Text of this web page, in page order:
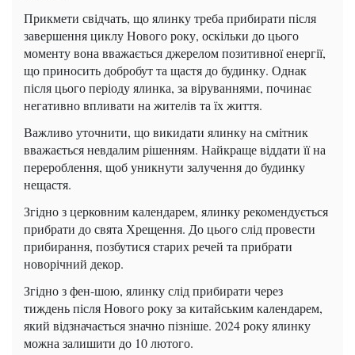
Прикмети свідчать, що ялинку треба прибирати після
завершення циклу Нового року, оскільки до цього
моменту вона вважається джерелом позитивної енергії,
що приносить добробут та щастя до будинку. Однак
після цього періоду ялинка, за віруваннями, починає
негативно впливати на жителів та їх життя.
Важливо уточнити, що викидати ялинку на смітник
вважається невдалим рішенням. Найкраще віддати її на
перероблення, щоб уникнути залучення до будинку
нещастя.
Згідно з церковним календарем, ялинку рекомендується
прибрати до свята Хрещення. До цього слід провести
прибирання, позбутися старих речей та прибрати
новорічний декор.
Згідно з фен-шою, ялинку слід прибирати через
тиждень після Нового року за китайським календарем,
який відзначається значно пізніше. 2024 року ялинку
можна залишити до 10 лютого.